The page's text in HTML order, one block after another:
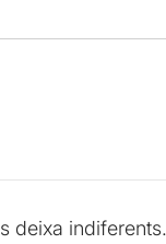
deixa indiferents.